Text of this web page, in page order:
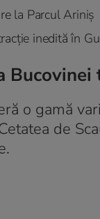
la Parcul Ariniș
inedită în
o gamă
de